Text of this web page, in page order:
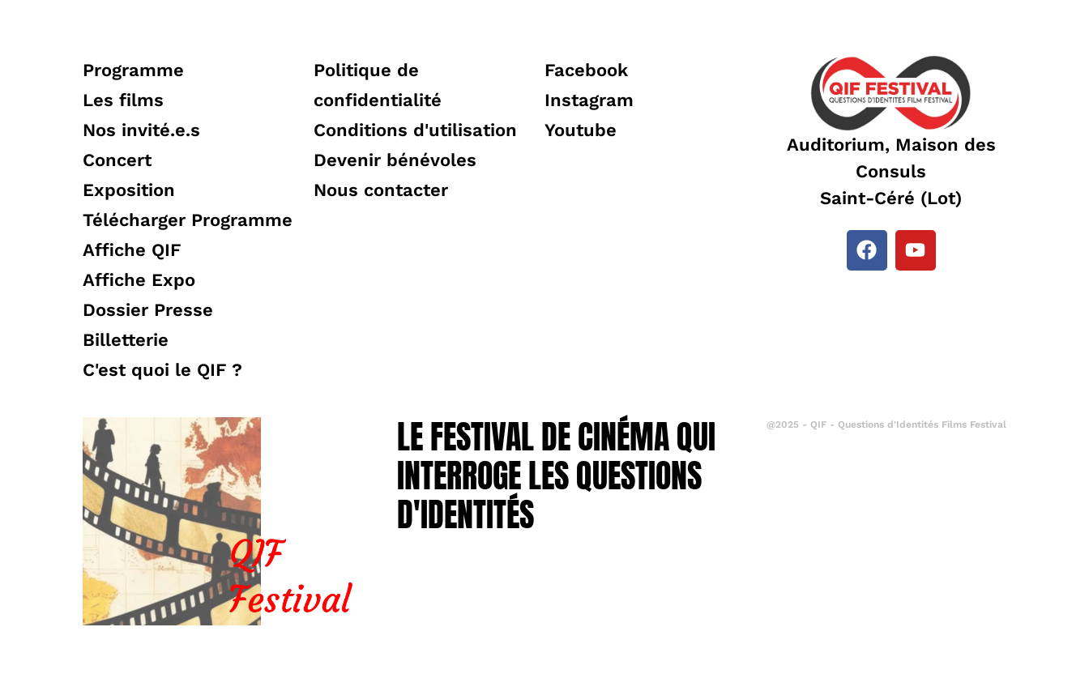
Programme
Les films
Nos invité.e.s
Concert
Exposition
Télécharger Programme
Affiche QIF
Affiche Expo
Dossier Presse
Billetterie
C'est quoi le QIF ?
Politique de
confidentialité
Conditions d'utilisation
Devenir bénévoles
Nous contacter
Facebook
Instagram
Youtube
Auditorium, Maison des
Consuls
Saint-Céré (Lot)
LE FESTIVAL DE CINÉMA QUI
INTERROGE LES QUESTIONS
D'IDENTITÉS
@2025 - QIF - Questions d'Identités Films Festival